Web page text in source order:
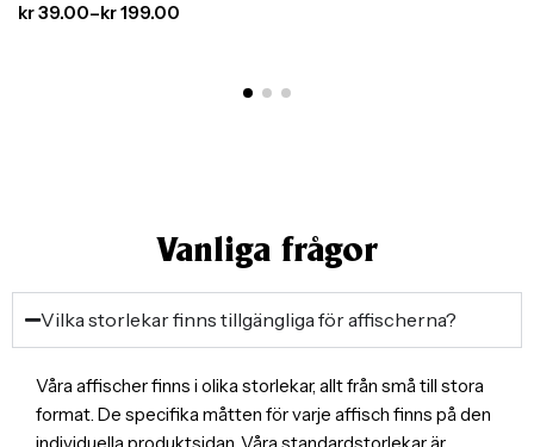
kr39.00–kr199.00
Vanliga frågor
Vilka storlekar finns tillgängliga för affischerna?
Våra affischer finns i olika storlekar, allt från små till stora
format. De specifika måtten för varje affisch finns på den